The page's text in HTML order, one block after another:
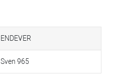
ENDEVER
Sven 965